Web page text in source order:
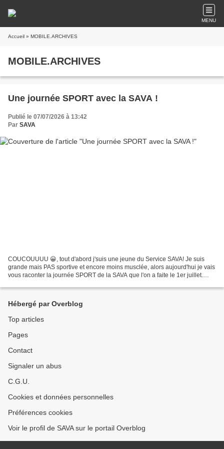
MENU
Accueil » MOBILE.ARCHIVES
MOBILE.ARCHIVES
Une journée SPORT avec la SAVA !
Publié le 07/07/2026 à 13:42
Par SAVA
COUCOUUUU 😀, tout d'abord j'suis une jeune du Service SAVA! Je suis
grande mais PAS sportive et encore moins musclée, alors aujourd'hui je vais
vous raconter la journée SPORT de la SAVA que l'on a faite le 1er juillet.
Hébergé par Overblog
Top articles
Pages
Contact
Signaler un abus
C.G.U.
Cookies et données personnelles
Préférences cookies
Voir le profil de SAVA sur le portail Overblog